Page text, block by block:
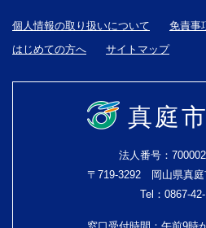
個人情報の取り扱いについて 免責事
はじめての方へ
サイトマップ
真庭
法人番号：
〒719-3292 岡山県真
Tel：0867-42-